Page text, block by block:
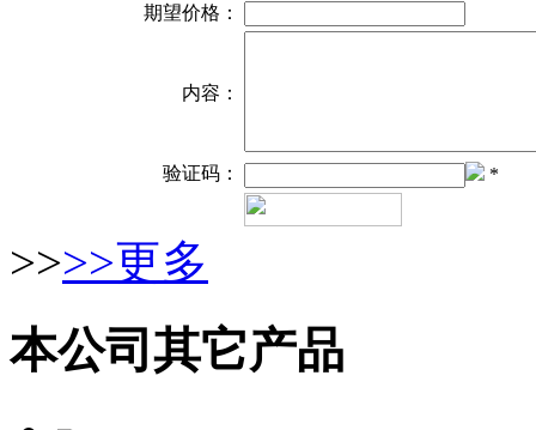
期望价格：
内容：
验证码： *
>>>>更多
本公司其它产品